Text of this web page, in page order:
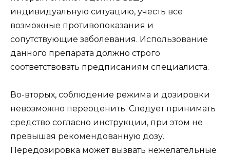
индивидуальную ситуацию, учесть все
возможные противопоказания и
сопутствующие заболевания. Использование
данного препарата должно строго
соответствовать предписаниям специалиста.
Во-вторых, соблюдение режима и дозировки
невозможно переоценить. Следует принимать
средство согласно инструкции, при этом не
превышая рекомендованную дозу.
Передозировка может вызвать нежелательные